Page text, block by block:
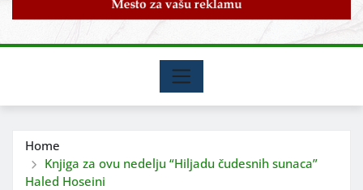
Home
Knjiga za ovu nedelju “Hiljadu čudesnih sunaca”
Haled Hoseini